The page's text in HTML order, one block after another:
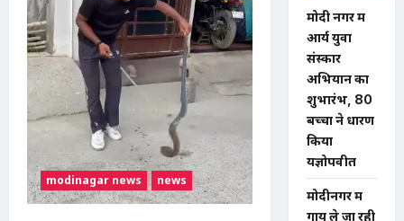
लाखों
की
चोरी,
नकदी
और
जेवर
लेकर
फरार
हुए
चोर
modinagar news news
मोदी नगर में
आर्य युवा
संस्कार
अभियान का
शुभारंभ, 80
बच्चों ने धारण
किया
यज्ञोपवीत
मोदीनगर में
गाय ले जा रही